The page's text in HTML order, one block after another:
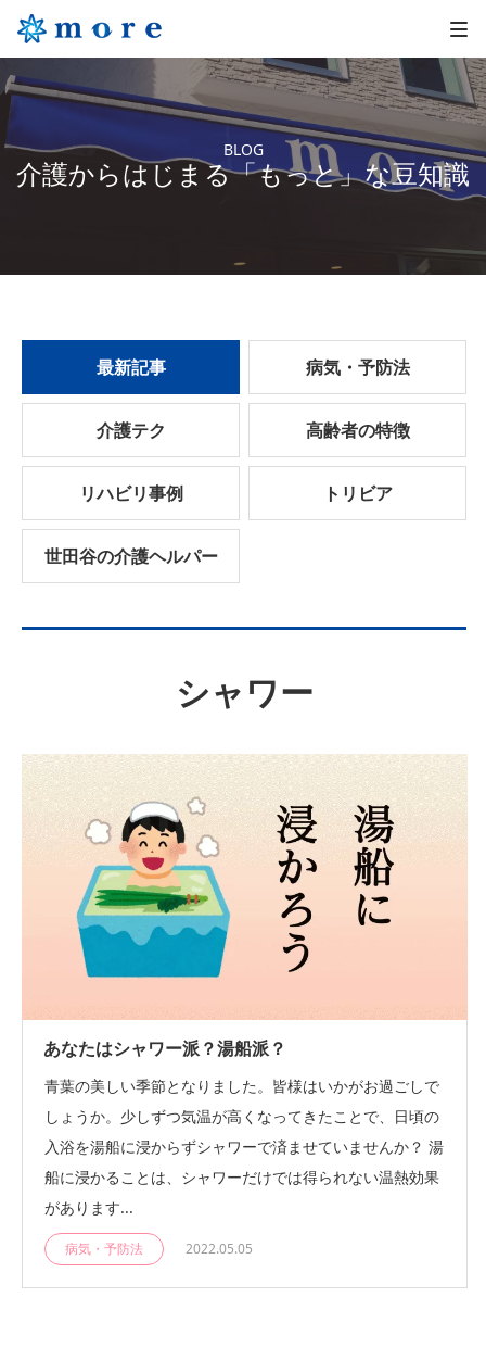
BLOG
介護からはじまる「もっと」な豆知識
最新記事 病気・予防法
介護テク 高齢者の特徴
リハビリ事例 トリビア
世田谷の介護ヘルパー
シャワー
あなたはシャワー派？湯船派？
青葉の美しい季節となりました。皆様はいかがお過ごしで
しょうか。少しずつ気温が高くなってきたことで、日頃の
入浴を湯船に浸からずシャワーで済ませていませんか？ 湯
船に浸かることは、シャワーだけでは得られない温熱効果
があります...
病気・予防法 2022.05.05